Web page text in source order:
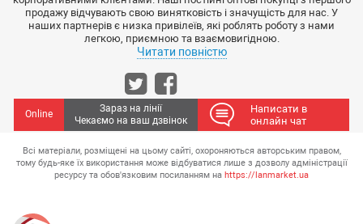
продажу відчувають свою винятковість і значущість для нас. У
наших партнерів є низка привілеїв, які роблять роботу з нами
легкою, приємною та взаємовигідною.
Читати повністю
Online
Зараз на лінії
Чекаємо на ваш дзвінок
Написати в
онлайн чат
Всі матеріали, розміщені на цьому сайті, охороняються авторським правом,
тому будь-яке їх використання може відбуватися лише з дозволу адміністрації
ресурсу та обов'язковим посиланням на https://lanmarket.ua